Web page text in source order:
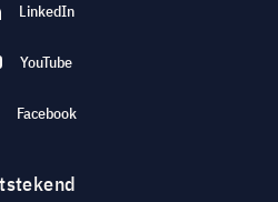
LinkedIn
YouTube
Facebook